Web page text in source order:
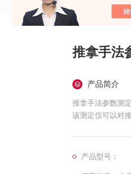
推拿手法
产品简介
推拿手法参数测
该测定仪可以对
存储、再现等一
产品型号：